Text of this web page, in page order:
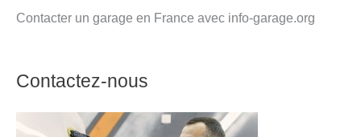
Contacter un garage en France avec info-garage.org
Contactez-nous